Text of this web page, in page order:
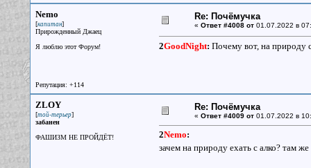
Nemo
[капитан]
Прирожденный Джаец
Я люблю этот Форум!
Репутация: +114
Re: Почёмучка
« Ответ #4008 от01.07.2022 в
2GoodNight: Почему вот, на природу
ZLOY
[той-терьер]
забанен
ФАШИЗМ НЕ ПРОЙДЁТ!
Re: Почёмучка
« Ответ #4009 от01.07.2022 в
2Nemo:
зачем на природу ехать с алко? там